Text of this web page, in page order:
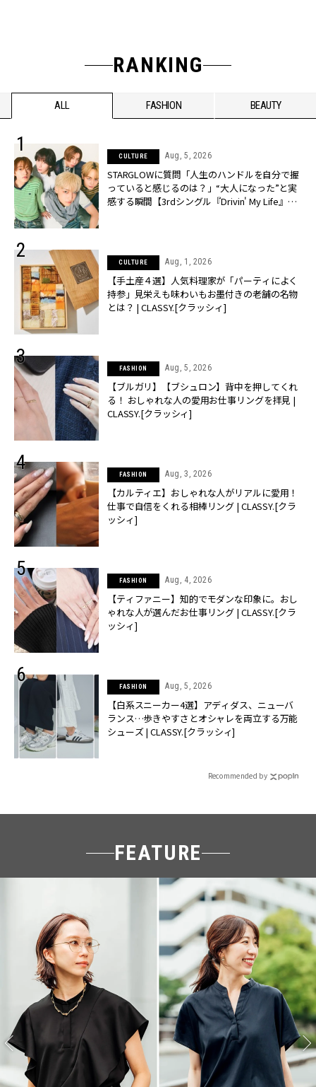
RANKING
ALL FASHION BEAUTY
CULTURE Aug, 5, 2026
STARGLOWに質問「人生のハンドルを自分で握
っていると感じるのは？」“大️人になった”と実
感する瞬間【3rdシングル『Drivin' My Life』発
CULTURE Aug, 1, 2026
【手土産４選】人気料理家が「パーティによく
持参」見栄えも味わいもお墨付きの老舗の名物
とは？ | CLASSY.[クラッシィ]
FASHION Aug, 5, 2026
【ブルガリ】【ブシュロン】背中を押してくれ
る！ おしゃれな人の愛用お仕事リングを拝見 |
CLASSY.[クラッシィ]
FASHION Aug, 3, 2026
【カルティエ】おしゃれな人がリアルに愛用！
仕事で自信をくれる相棒リング | CLASSY.[クラ
ッシィ]
FASHION Aug, 4, 2026
【ティファニー】知的でモダンな印象に。おし
ゃれな人が選んだお仕事リング | CLASSY.[クラ
ッシィ]
FASHION Aug, 5, 2026
【白系スニーカー4選】アディダス、ニューバ
ランス…歩きやすさとオシャレを両立する万能
シューズ | CLASSY.[クラッシィ]
Recommended by
FEATURE